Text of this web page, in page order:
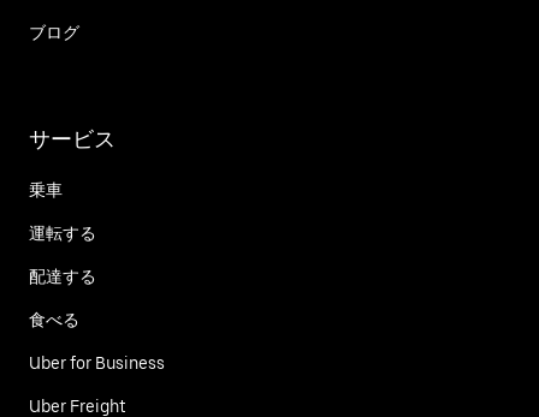
ブログ
サービス
乗車
運転する
配達する
食べる
Uber for Business
Uber Freight